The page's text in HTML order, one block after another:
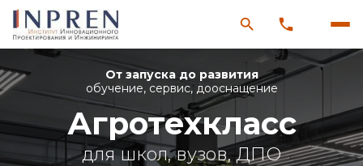
От запуска до развития
обучение, сервис, дооснащение
для школ, вузов, ДПО
Агротехкласс